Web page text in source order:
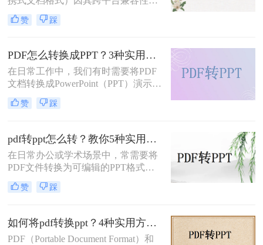
内容稳定性而广泛使用。然而，在某
些情况下，我们可能需要将PDF文件
以便于编辑、演示或分享。那么PDF
如何转ppt呢？本文将详细介绍几种常
用的PDF转PPT的方法。
赞 踩
PDF怎么转换成PPT？3种实用方法详解！
在日常工作中，我们有时需要将PDF
文档转换成PowerPoint（PPT）演示文
稿以方便展示或编辑。那么PDF怎么
转换成PPT呢？本文将介绍几种实现
赞 踩
pdf转ppt怎么转？教你5种实用的方法！
在日常办公或学术场景中，常需要将
PDF文件转换为可编辑的PPT格式。
那么pdf转ppt怎么转呢？本文整理了5
种主流方法，从工具选择到操作细节
赞 踩
如何将pdf转换ppt？4种实用方法解析！
PDF（Portable Document Format）和